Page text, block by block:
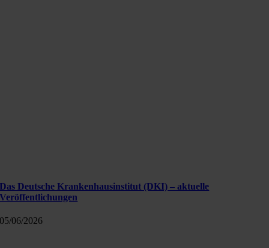
Das Deutsche Krankenhausinstitut (DKI) – aktuelle
Veröffentlichungen
05/06/2026